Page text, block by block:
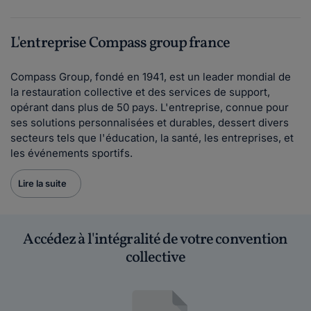
L'entreprise Compass group france
Compass Group, fondé en 1941, est un leader mondial de
la restauration collective et des services de support,
opérant dans plus de 50 pays. L'entreprise, connue pour
ses solutions personnalisées et durables, dessert divers
secteurs tels que l'éducation, la santé, les entreprises, et
les événements sportifs.
Lire la suite
Accédez à l'intégralité de votre convention
collective